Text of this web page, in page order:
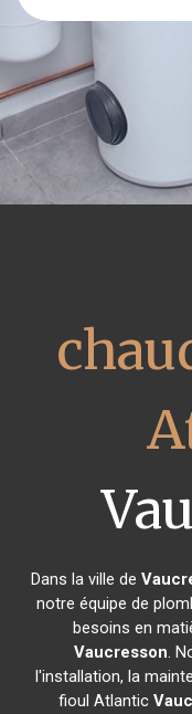
Dans la ville de
notre équipe de
besoins en
Vaucresson.
l'installation, la
fioul Atlantic